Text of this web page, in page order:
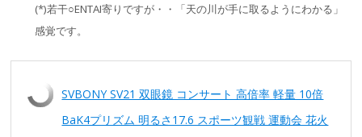
(*)若干○ENTAI寄りですが・・「天の川が手に取るようにわかる」
感覚です。
SVBONY SV21 双眼鏡 コンサート 高倍率 軽量 10倍
BaK4プリズム 明るさ17.6 スポーツ観戦 運動会 花火